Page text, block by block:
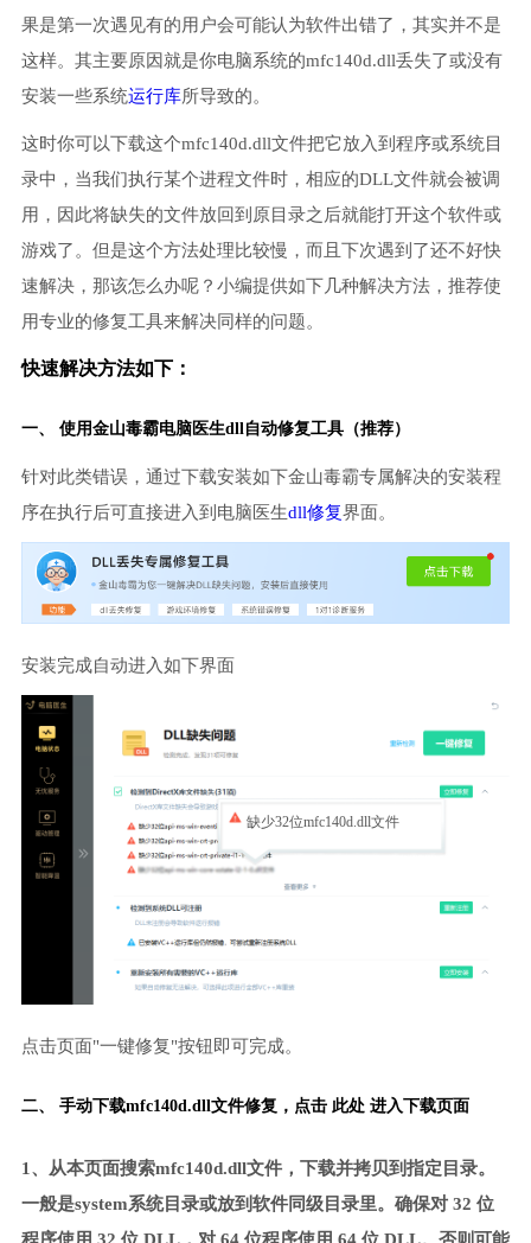
果是第一次遇见有的用户会可能认为软件出错了，其实并不是
这样。其主要原因就是你电脑系统的mfc140d.dll丢失了或没有
安装一些系统运行库所导致的。
这时你可以下载这个mfc140d.dll文件把它放入到程序或系统目
录中，当我们执行某个进程文件时，相应的DLL文件就会被调
用，因此将缺失的文件放回到原目录之后就能打开这个软件或
游戏了。但是这个方法处理比较慢，而且下次遇到了还不好快
速解决，那该怎么办呢？小编提供如下几种解决方法，推荐使
用专业的修复工具来解决同样的问题。
快速解决方法如下：
一、 使用金山毒霸电脑医生dll自动修复工具（推荐）
针对此类错误，通过下载安装如下金山毒霸专属解决的安装程
序在执行后可直接进入到电脑医生dll修复界面。
安装完成自动进入如下界面
缺少32位mfc140d.dll文件
点击页面"一键修复"按钮即可完成。
二、 手动下载mfc140d.dll文件修复， 点击 此处 进入下载页面
1、从本页面搜索mfc140d.dll文件，下载并拷贝到指定目录。
一般是system系统目录或放到软件同级目录里。确保对 32 位